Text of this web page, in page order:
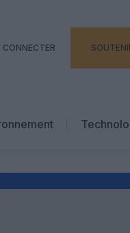
CONNECTER